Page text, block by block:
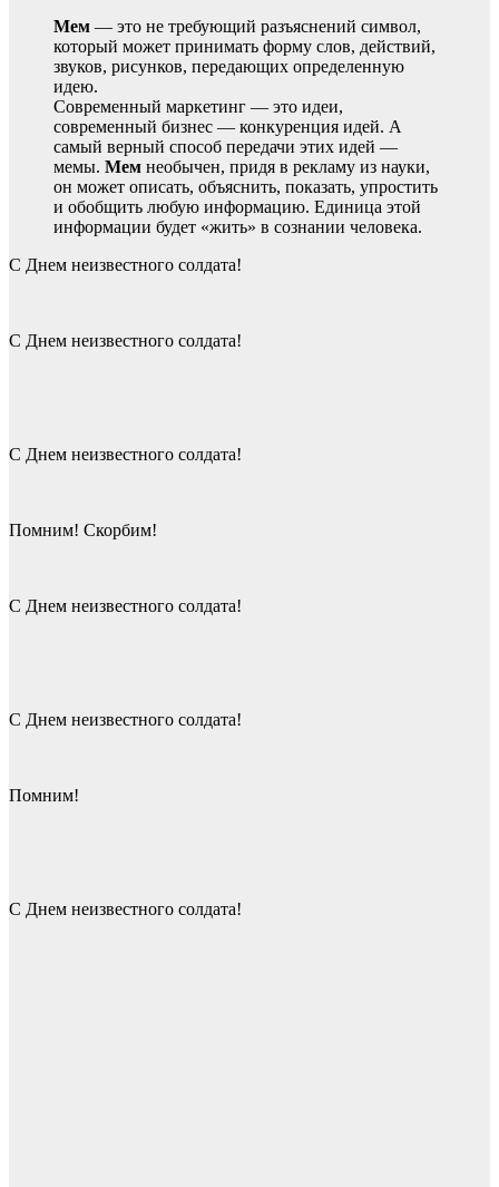
Мем — это не требующий разъяснений символ,
который может принимать форму слов, действий,
звуков, рисунков, передающих определенную
идею.
Современный маркетинг — это идеи,
современный бизнес — конкуренция идей. А
самый верный способ передачи этих идей —
мемы. Мем необычен, придя в рекламу из науки,
он может описать, объяснить, показать, упростить
и обобщить любую информацию. Единица этой
информации будет «жить» в сознании человека.
С Днем неизвестного солдата!
С Днем неизвестного солдата!
С Днем неизвестного солдата!
Помним! Скорбим!
С Днем неизвестного солдата!
С Днем неизвестного солдата!
Помним!
С Днем неизвестного солдата!